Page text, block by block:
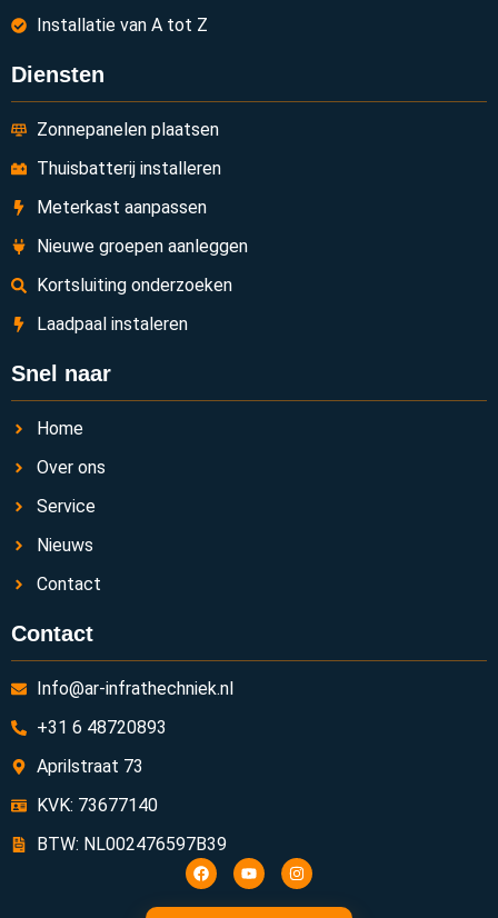
Installatie van A tot Z
Diensten
Zonnepanelen plaatsen
Thuisbatterij installeren
Meterkast aanpassen
Nieuwe groepen aanleggen
Kortsluiting onderzoeken
Laadpaal instaleren
Snel naar
Home
Over ons
Service
Nieuws
Contact
Contact
Info@ar-infrathechniek.nl
+31 6 48720893
Aprilstraat 73
KVK: 73677140
BTW: NL002476597B39